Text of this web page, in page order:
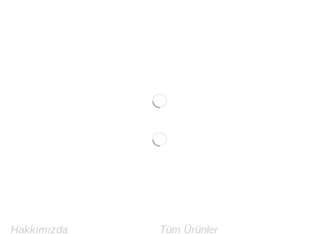
Hakkımızda
Tüm Ürünler